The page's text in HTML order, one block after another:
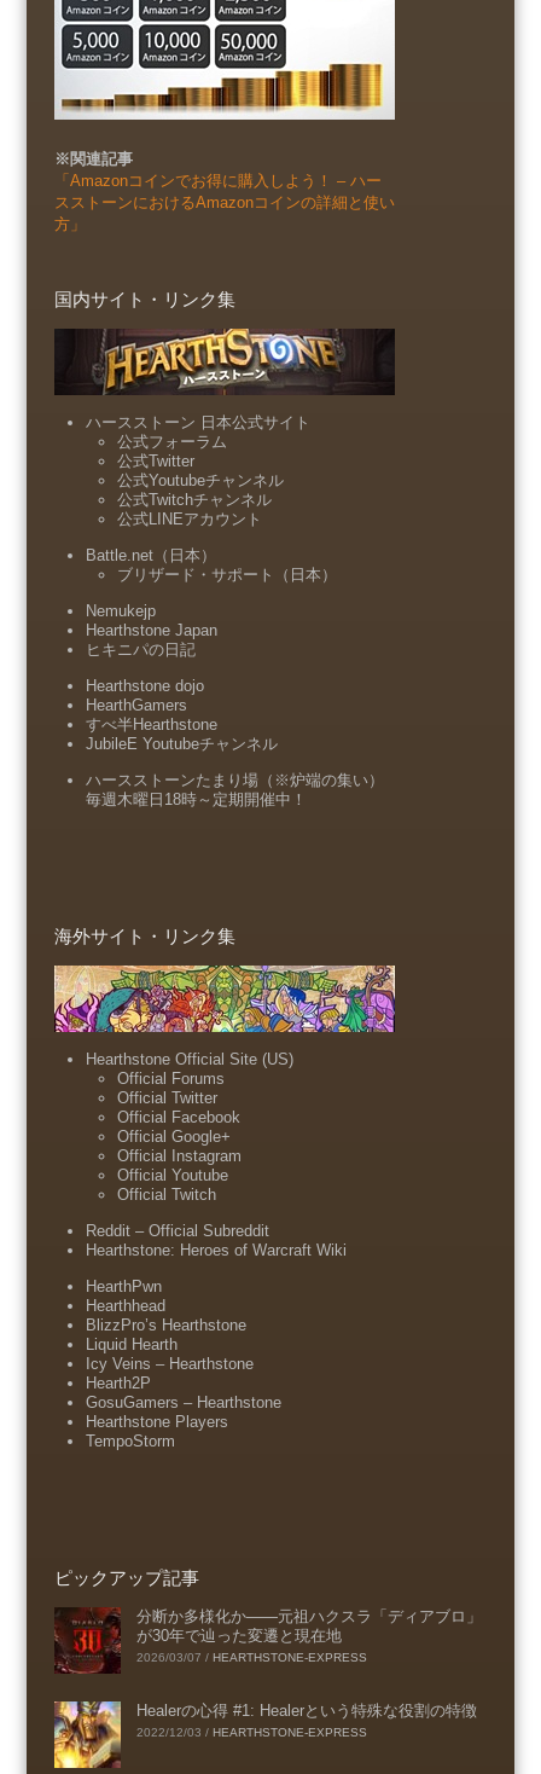
※関連記事
「Amazonコインでお得に購入しよう！ – ハー
スストーンにおけるAmazonコインの詳細と使い
方」
国内サイト・リンク集
ハースストーン 日本公式サイト
公式フォーラム
公式Twitter
公式Youtubeチャンネル
公式Twitchチャンネル
公式LINEアカウント
Battle.net（日本）
ブリザード・サポート（日本）
Nemukejp
Hearthstone Japan
ヒキニパの日記
Hearthstone dojo
HearthGamers
すべ半Hearthstone
JubileE Youtubeチャンネル
ハースストーンたまり場（※炉端の集い）
毎週木曜日18時～定期開催中！
海外サイト・リンク集
Hearthstone Official Site (US)
Official Forums
Official Twitter
Official Facebook
Official Google+
Official Instagram
Official Youtube
Official Twitch
Reddit – Official Subreddit
Hearthstone: Heroes of Warcraft Wiki
HearthPwn
Hearthhead
BlizzPro’s Hearthstone
Liquid Hearth
Icy Veins – Hearthstone
Hearth2P
GosuGamers – Hearthstone
Hearthstone Players
TempoStorm
ピックアップ記事
分断か多様化か――元祖ハクスラ「ディアブロ」
が30年で辿った変遷と現在地
2026/03/07 / HEARTHSTONE-EXPRESS
Healerの心得 #1: Healerという特殊な役割の特徴
2022/12/03 / HEARTHSTONE-EXPRESS